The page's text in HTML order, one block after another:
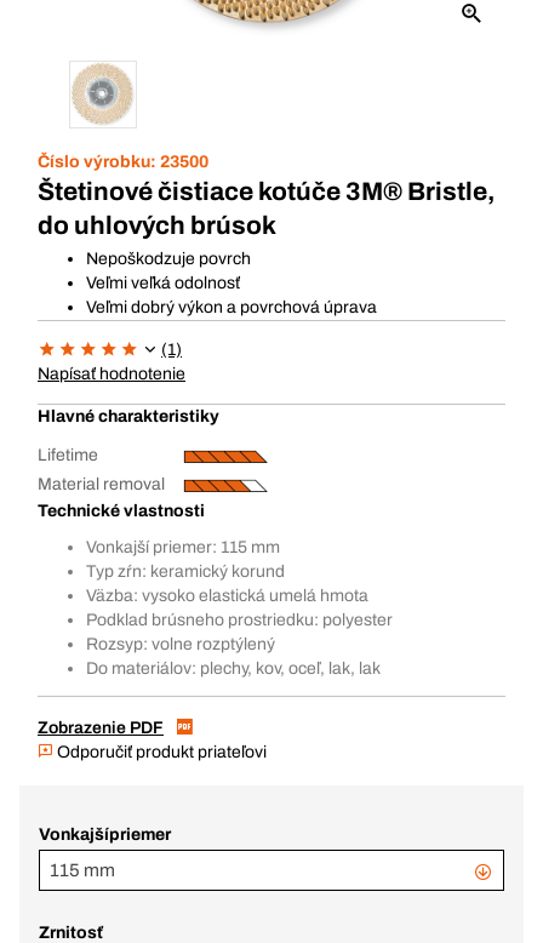
Číslo výrobku: 23500
Štetinové čistiace kotúče 3M® Bristle,
do uhlových brúsok
Nepoškodzuje povrch
Veľmi veľká odolnosť
Veľmi dobrý výkon a povrchová úprava
(1)
Napísať hodnotenie
Hlavné charakteristiky
Lifetime
Material removal
Technické vlastnosti
Vonkajší priemer: 115 mm
Typ zŕn: keramický korund
Väzba: vysoko elastická umelá hmota
Podklad brúsneho prostriedku: polyester
Rozsyp: volne rozptýlený
Do materiálov: plechy, kov, oceľ, lak, lak
Zobrazenie PDF
Odporučiť produkt priateľovi
Vonkajšípriemer
115 mm
Zrnitosť